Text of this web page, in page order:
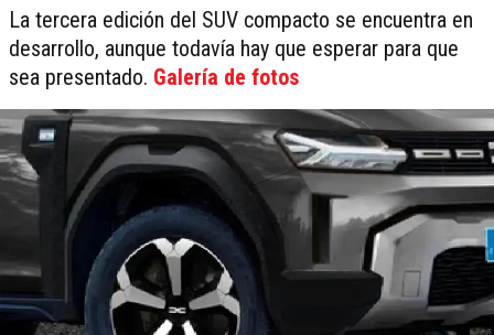
La tercera edición del SUV compacto se encuentra en
desarrollo, aunque todavía hay que esperar para que
sea presentado. Galería de fotos